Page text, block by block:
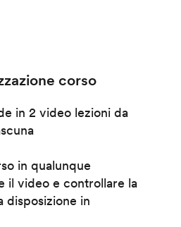
corso
in 2 video lezioni da
in qualunque
il video e controllare la
disposizione in